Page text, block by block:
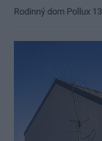
Rodinný dom Pollux